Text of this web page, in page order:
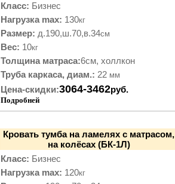
Класс: Бизнес
Нагрузка max: 130кг
Размер: д.190,ш.70,в.34см
Вес: 10кг
Толщина матраса:6см, холлкон
Труба каркаса, диам.: 22 мм
Цена-скидки:3064-3462руб.
Подробней
Кровать тумба на ламелях с матрасом,
на колёсах (БК-1Л)
Класс: Бизнес
Нагрузка max: 120кг